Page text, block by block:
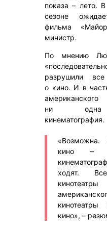
показа – лето.
сезоне
фильма
министр.
По мнению
разрушили
о кино. И в
ни одна
кинематография.
«Возможна.
кино –
ходят.
кинотеатры
кино», –